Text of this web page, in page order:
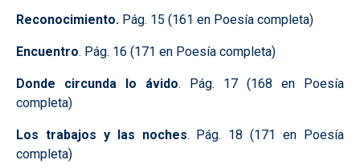
Reconocimiento. Pág. 15 (161 en Poesía completa)
Encuentro. Pág. 16 (171 en Poesía completa)
Donde circunda lo ávido. Pág. 17 (168 en Poesía
completa)
Los trabajos y las noches. Pág. 18 (171 en Poesía
completa)